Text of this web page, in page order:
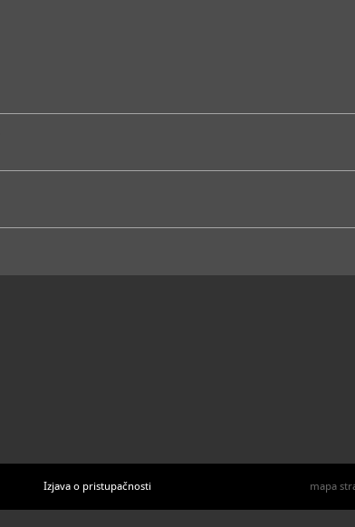
Izjava o pristupačnosti mapa